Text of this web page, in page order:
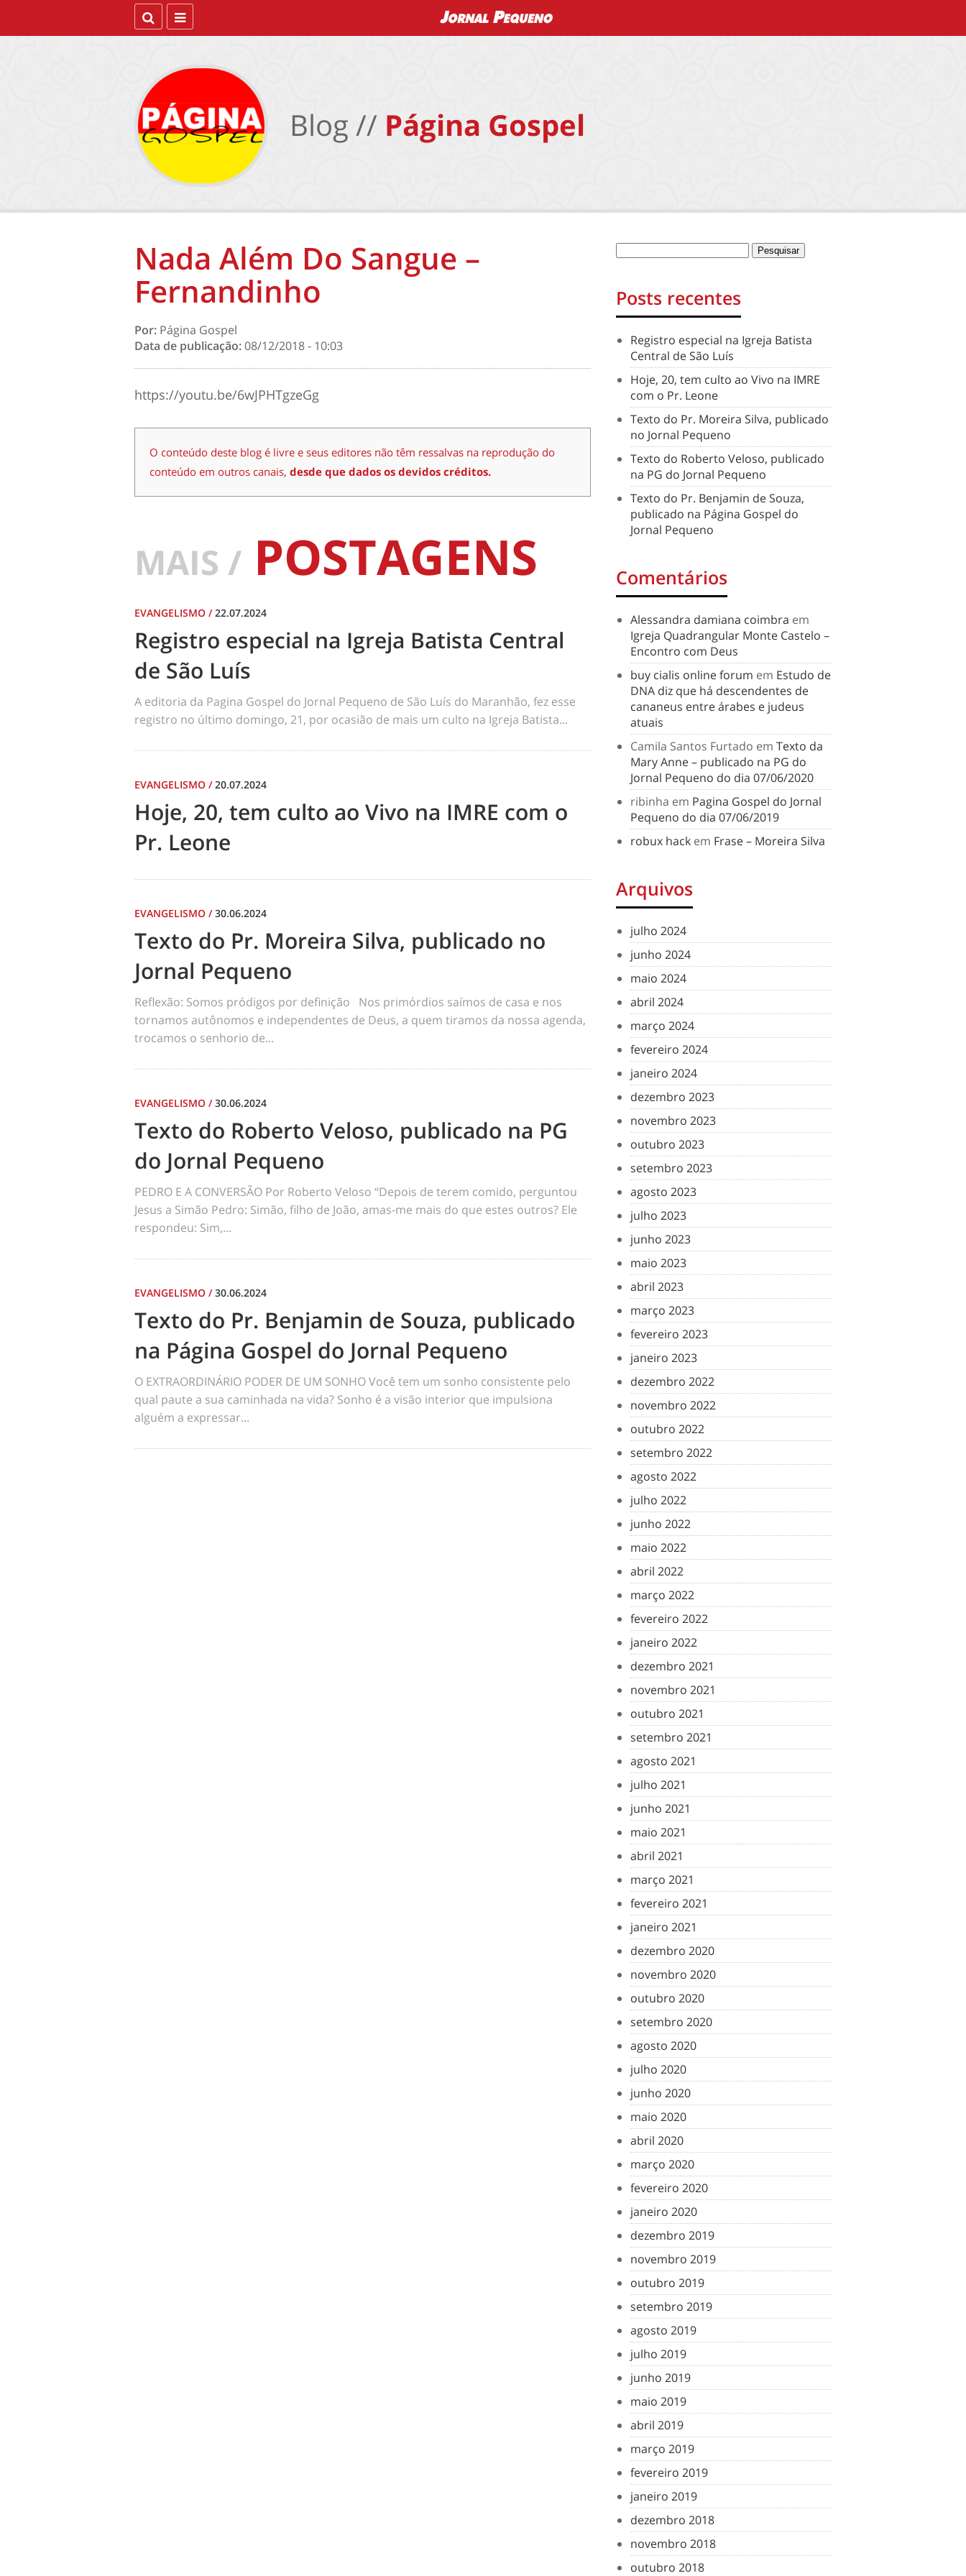
Blog // Página Gospel
Nada Além Do Sangue –
Fernandinho
Por: Página Gospel
Data de publicação:08/12/2018 - 10:03
https://youtu.be/6wJPHTgzeGg
O conteúdo deste blog é livre e seus editores não têm ressalvas na reprodução do
conteúdo em outros canais, desde que dados os devidos créditos.
MAIS / POSTAGENS
EVANGELISMO /22.07.2024
Registro especial na Igreja Batista Central
de São Luís
A editoria da Pagina Gospel do Jornal Pequeno de São Luís do Maranhão, fez esse
registro no último domingo, 21, por ocasião de mais um culto na Igreja Batista...
EVANGELISMO /20.07.2024
Hoje, 20, tem culto ao Vivo na IMRE com o
Pr. Leone
EVANGELISMO /30.06.2024
Texto do Pr. Moreira Silva, publicado no
Jornal Pequeno
Reflexão: Somos pródigos por definição Nos primórdios saímos de casa e nos
tornamos autônomos e independentes de Deus, a quem tiramos da nossa agenda,
trocamos o senhorio de...
EVANGELISMO /30.06.2024
Texto do Roberto Veloso, publicado na PG
do Jornal Pequeno
PEDRO E A CONVERSÃO Por Roberto Veloso “Depois de terem comido, perguntou
Jesus a Simão Pedro: Simão, filho de João, amas-me mais do que estes outros? Ele
respondeu: Sim,...
EVANGELISMO /30.06.2024
Texto do Pr. Benjamin de Souza, publicado
na Página Gospel do Jornal Pequeno
O EXTRAORDINÁRIO PODER DE UM SONHO Você tem um sonho consistente pelo
qual paute a sua caminhada na vida? Sonho é a visão interior que impulsiona
alguém a expressar...
Posts recentes
Registro especial na Igreja Batista
Central de São Luís
Hoje, 20, tem culto ao Vivo na IMRE
com o Pr. Leone
Texto do Pr. Moreira Silva, publicado
no Jornal Pequeno
Texto do Roberto Veloso, publicado
na PG do Jornal Pequeno
Texto do Pr. Benjamin de Souza,
publicado na Página Gospel do
Jornal Pequeno
Comentários
Alessandra damiana coimbra em
Igreja Quadrangular Monte Castelo –
Encontro com Deus
buy cialis online forum em Estudo de
DNA diz que há descendentes de
cananeus entre árabes e judeus
atuais
Camila Santos Furtado em Texto da
Mary Anne – publicado na PG do
Jornal Pequeno do dia 07/06/2020
ribinha em Pagina Gospel do Jornal
Pequeno do dia 07/06/2019
robux hack em Frase – Moreira Silva
Arquivos
julho 2024
junho 2024
maio 2024
abril 2024
março 2024
fevereiro 2024
janeiro 2024
dezembro 2023
novembro 2023
outubro 2023
setembro 2023
agosto 2023
julho 2023
junho 2023
maio 2023
abril 2023
março 2023
fevereiro 2023
janeiro 2023
dezembro 2022
novembro 2022
outubro 2022
setembro 2022
agosto 2022
julho 2022
junho 2022
maio 2022
abril 2022
março 2022
fevereiro 2022
janeiro 2022
dezembro 2021
novembro 2021
outubro 2021
setembro 2021
agosto 2021
julho 2021
junho 2021
maio 2021
abril 2021
março 2021
fevereiro 2021
janeiro 2021
dezembro 2020
novembro 2020
outubro 2020
setembro 2020
agosto 2020
julho 2020
junho 2020
maio 2020
abril 2020
março 2020
fevereiro 2020
janeiro 2020
dezembro 2019
novembro 2019
outubro 2019
setembro 2019
agosto 2019
julho 2019
junho 2019
maio 2019
abril 2019
março 2019
fevereiro 2019
janeiro 2019
dezembro 2018
novembro 2018
outubro 2018